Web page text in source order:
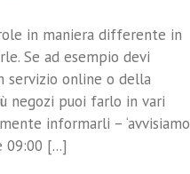
in maniera differente in
Se ad esempio devi
servizio online o della
negozi puoi farlo in vari
informarli – ‘avvisiamo
[...]